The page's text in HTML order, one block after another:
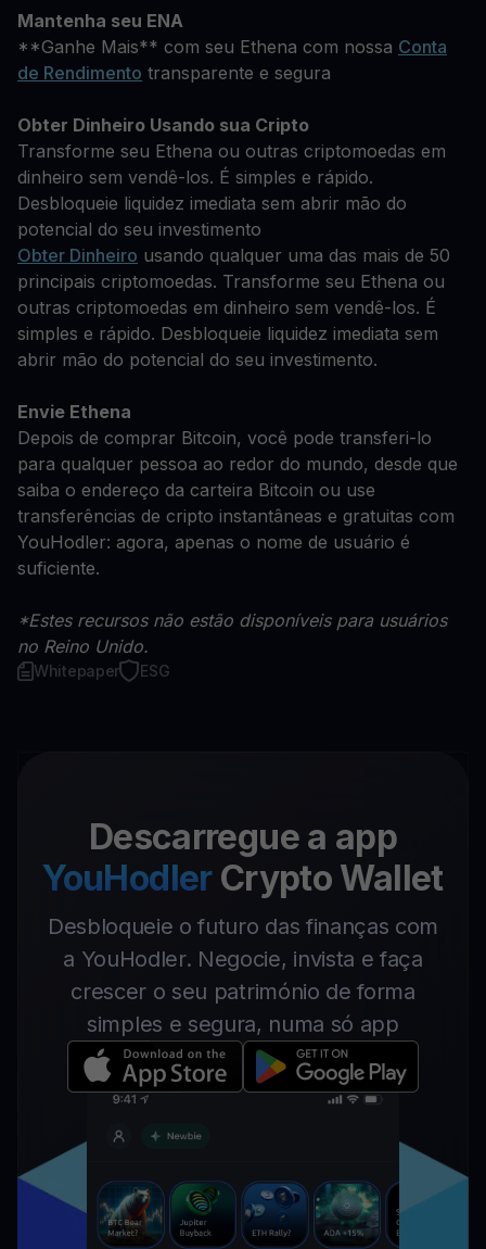
Mantenha seu ENA
**Ganhe Mais** com seu Ethena com nossa Conta
de Rendimento transparente e segura
Obter Dinheiro Usando sua Cripto
Transforme seu Ethena ou outras criptomoedas em
dinheiro sem vendê-los. É simples e rápido.
Desbloqueie liquidez imediata sem abrir mão do
potencial do seu investimento
Obter Dinheiro usando qualquer uma das mais de 50
principais criptomoedas. Transforme seu Ethena ou
outras criptomoedas em dinheiro sem vendê-los. É
simples e rápido. Desbloqueie liquidez imediata sem
abrir mão do potencial do seu investimento.
Envie Ethena
Depois de comprar Bitcoin, você pode transferi-lo
para qualquer pessoa ao redor do mundo, desde que
saiba o endereço da carteira Bitcoin ou use
transferências de cripto instantâneas e gratuitas com
YouHodler: agora, apenas o nome de usuário é
suficiente.
*Estes recursos não estão disponíveis para usuários
no Reino Unido.
Whitepaper ESG
Descarregue a app
YouHodler Crypto Wallet
Desbloqueie o futuro das finanças com
a YouHodler. Negocie, invista e faça
crescer o seu património de forma
simples e segura, numa só app